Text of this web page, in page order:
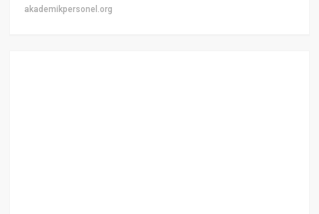
akademikpersonel.org